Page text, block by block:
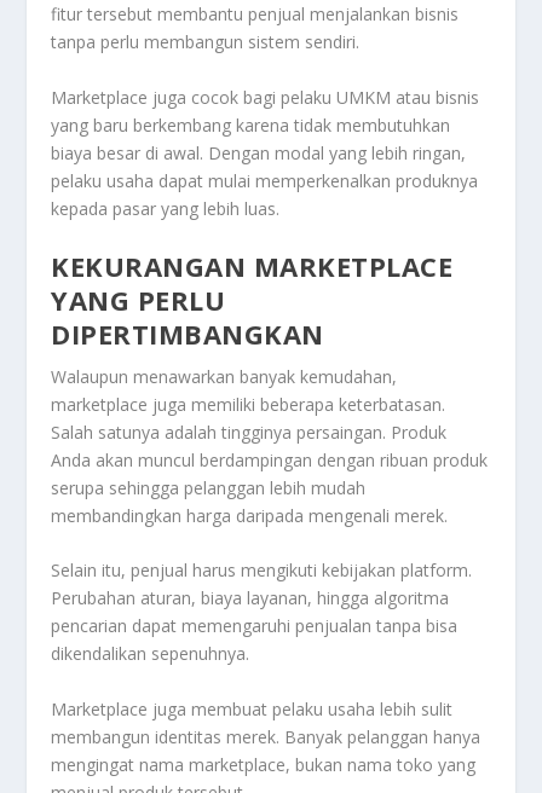
fitur tersebut membantu penjual menjalankan bisnis
tanpa perlu membangun sistem sendiri.
Marketplace juga cocok bagi pelaku UMKM atau bisnis
yang baru berkembang karena tidak membutuhkan
biaya besar di awal. Dengan modal yang lebih ringan,
pelaku usaha dapat mulai memperkenalkan produknya
kepada pasar yang lebih luas.
KEKURANGAN MARKETPLACE
YANG PERLU
DIPERTIMBANGKAN
Walaupun menawarkan banyak kemudahan,
marketplace juga memiliki beberapa keterbatasan.
Salah satunya adalah tingginya persaingan. Produk
Anda akan muncul berdampingan dengan ribuan produk
serupa sehingga pelanggan lebih mudah
membandingkan harga daripada mengenali merek.
Selain itu, penjual harus mengikuti kebijakan platform.
Perubahan aturan, biaya layanan, hingga algoritma
pencarian dapat memengaruhi penjualan tanpa bisa
dikendalikan sepenuhnya.
Marketplace juga membuat pelaku usaha lebih sulit
membangun identitas merek. Banyak pelanggan hanya
mengingat nama marketplace, bukan nama toko yang